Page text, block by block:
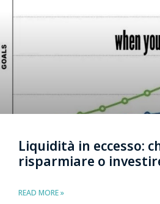
Liquidità in eccesso:
risparmiare o
READ MORE »